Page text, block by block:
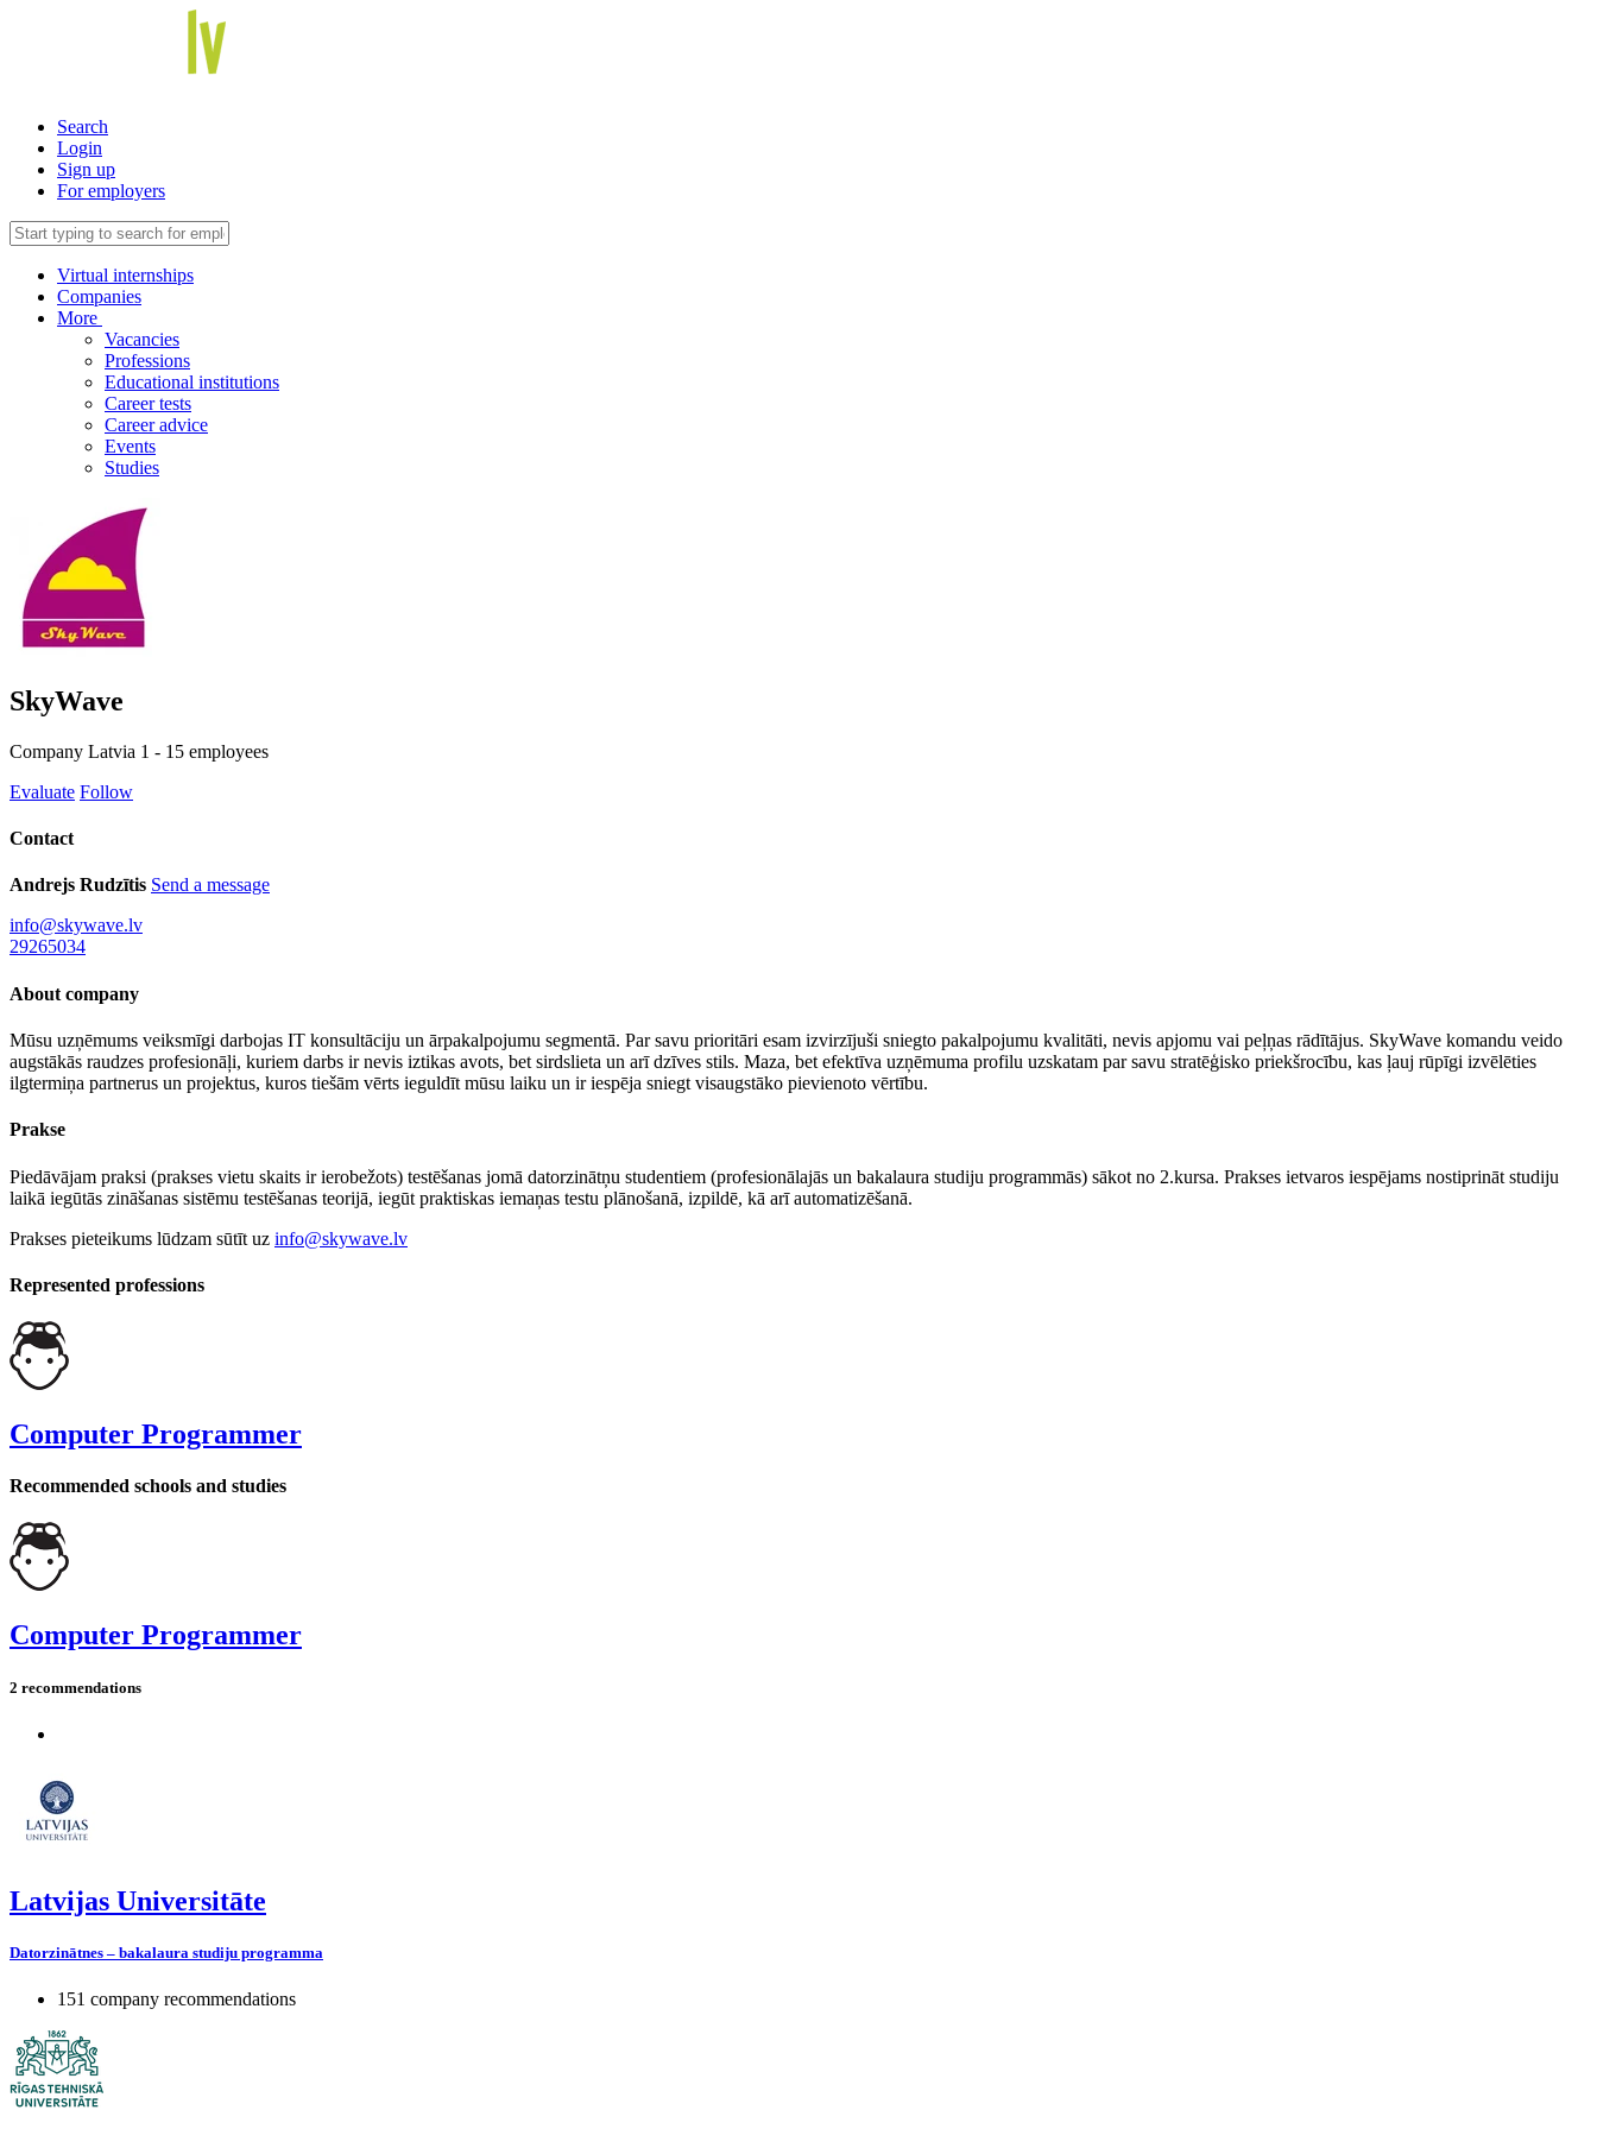
Search
Login
Sign up
For employers
Virtual internships
Companies
More
Vacancies
Professions
Educational institutions
Career tests
Career advice
Events
Studies
SkyWave
Company Latvia 1 - 15 employees
Evaluate Follow
Contact
Andrejs Rudzītis Send a message
info@skywave.lv
29265034
About company
Mūsu uzņēmums veiksmīgi darbojas IT konsultāciju un ārpakalpojumu segmentā. Par savu prioritāri esam izvirzījuši sniegto pakalpojumu kvalitāti, nevis apjomu vai peļņas rādītājus. SkyWave komandu veido
augstākās raudzes profesionāļi, kuriem darbs ir nevis iztikas avots, bet sirdslieta un arī dzīves stils. Maza, bet efektīva uzņēmuma profilu uzskatam par savu stratēģisko priekšrocību, kas ļauj rūpīgi izvēlēties
ilgtermiņa partnerus un projektus, kuros tiešām vērts ieguldīt mūsu laiku un ir iespēja sniegt visaugstāko pievienoto vērtību.
Prakse
Piedāvājam praksi (prakses vietu skaits ir ierobežots) testēšanas jomā datorzinātņu studentiem (profesionālajās un bakalaura studiju programmās) sākot no 2.kursa. Prakses ietvaros iespējams nostiprināt studiju
laikā iegūtās zināšanas sistēmu testēšanas teorijā, iegūt praktiskas iemaņas testu plānošanā, izpildē, kā arī automatizēšanā.
Prakses pieteikums lūdzam sūtīt uz info@skywave.lv
Represented professions
Computer Programmer
Recommended schools and studies
Computer Programmer
2 recommendations
Latvijas Universitāte
Datorzinātnes – bakalaura studiju programma
151 company recommendations